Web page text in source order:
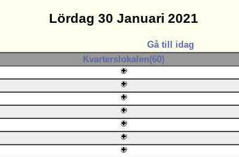
Lördag 30 Januari 2021
Gå till idag
Kvarterslokalen(60)